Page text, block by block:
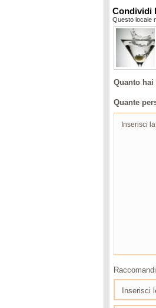
Condividi
Questo locale
Quanto hai
Quante